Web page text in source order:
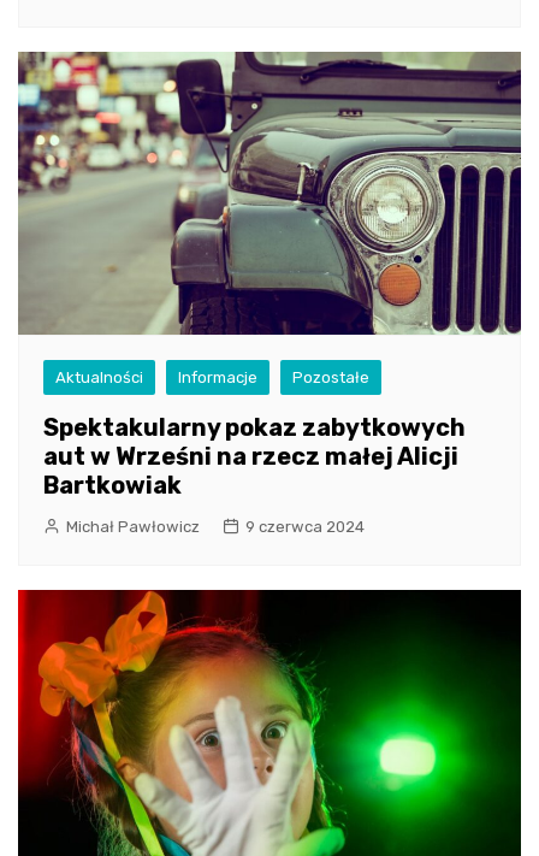
Aktualności Informacje Pozostałe
Spektakularny pokaz zabytkowych
aut w Wrześni na rzecz małej Alicji
Bartkowiak
Michał Pawłowicz 9 czerwca 2024